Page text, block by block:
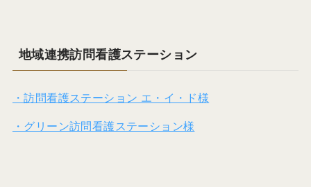
地域連携訪問看護ステーション
・訪問看護ステーション エ・イ・ド様
・グリーン訪問看護ステーション様